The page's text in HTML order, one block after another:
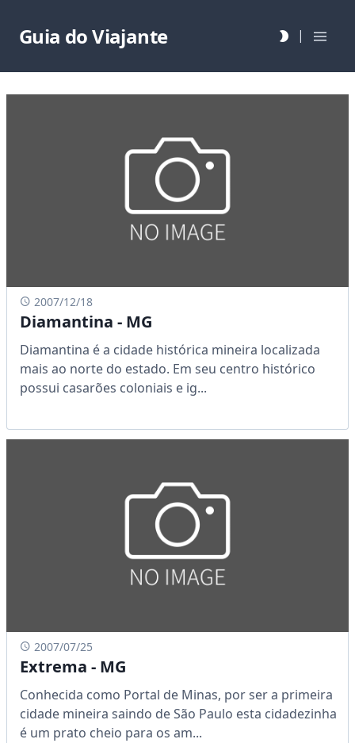
Guia do Viajante |
2007/12/18
Diamantina - MG
Diamantina é a cidade histórica mineira localizada
mais ao norte do estado. Em seu centro histórico
possui casarões coloniais e ig...
2007/07/25
Extrema - MG
Conhecida como Portal de Minas, por ser a primeira
cidade mineira saindo de São Paulo esta cidadezinha
é um prato cheio para os am...